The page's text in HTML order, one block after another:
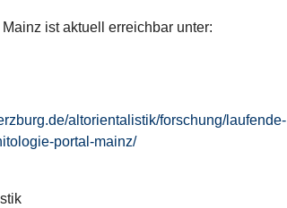
ist aktuell erreichbar unter:
altorientalistik/forschung/laufende-
portal-mainz/